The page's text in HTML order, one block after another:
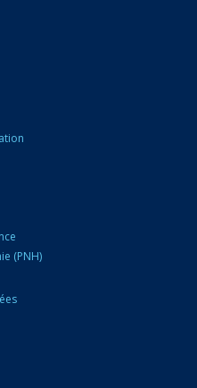
(PNH)